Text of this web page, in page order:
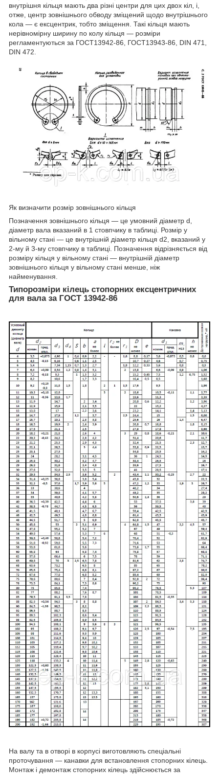
внутрішня кільця мають два різні центри для цих двох кіл, і,
отже, центр зовнішнього обводу зміщений щодо внутрішнього
кола — є ексцентрик, тобто зміщення. Такі кільця мають
нерівномірну ширину по колу кільця — розміри
регламентуються за ГОСТ13942-86, ГОСТ13943-86, DIN 471,
DIN 472.
Як визначити розмір зовнішнього кільця
Позначення зовнішнього кільця — це умовний діаметр d,
діаметр вала вказаний в 1 стовпчику в таблиці. Розмір у
вільному стані — це внутрішній діаметр кільця d2, вказаний у
2-му й 3-му стовпчику в таблиці. Позначення відрізняється від
розміру кільця у вільному стані — внутрішній діаметр
зовнішнього кільця у вільному стані менше, ніж
найменування.
Типорозміри кілець стопорних ексцентричних
для вала за ГОСТ 13942-86
На валу та в отворі в корпусі виготовляють спеціальні
проточування — канавки для встановлення стопорних кілець.
Монтаж і демонтаж стопорних кілець здійснюється за